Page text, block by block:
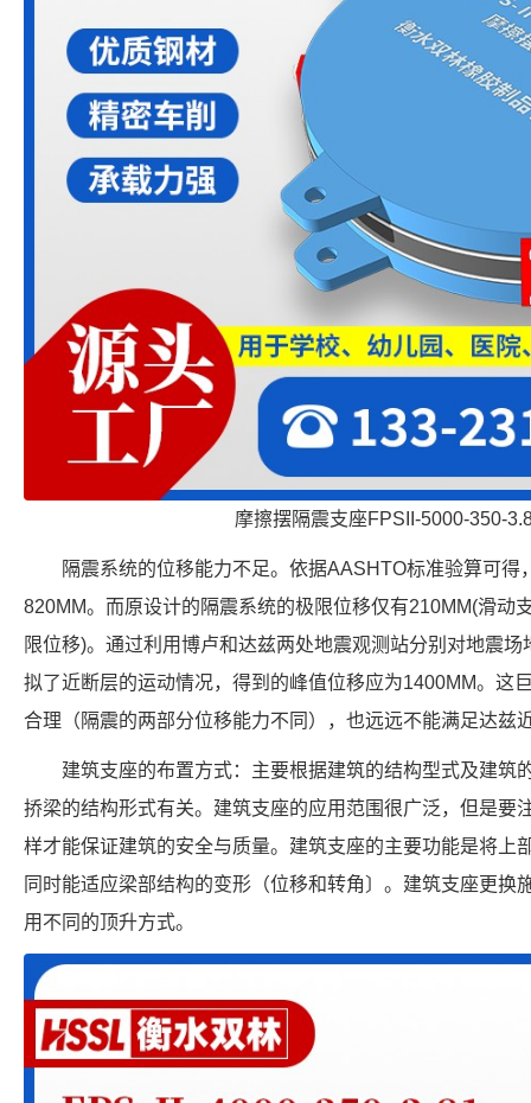
摩擦摆隔震支座FPSII-5000-350-
隔震系统的位移能力不足。依据AASHTO标准验算可得
820MM。而原设计的隔震系统的极限位移仅有210MM(滑
限位移)。通过利用博卢和达兹两处地震观测站分别对地震
拟了近断层的运动情况，得到的峰值位移应为1400MM。这
合理（隔震的两部分位移能力不同），也远远不能满足达兹
建筑支座的布置方式：主要根据建筑的结构型式及建筑
挢梁的结构形式有关。建筑支座的应用范围很广泛，但是要
样才能保证建筑的安全与质量。建筑支座的主要功能是将上
同时能适应梁部结构的变形（位移和转角〕。建筑支座更换
用不同的顶升方式。